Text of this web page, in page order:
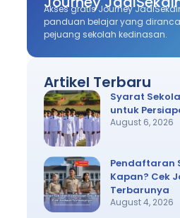
Akses gratis Journey
panduan belajar yang
pejuang sekolah kedinasan.
Artikel Terbaru
Syarat
untuk
August 6, 2026
Pendaftaran
Kapan? Cek
Terbarunya
August 4, 2026